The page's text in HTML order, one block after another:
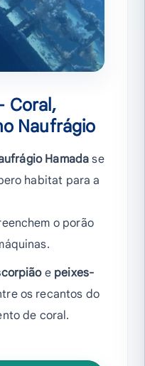
Coral,
Naufrágio
Hamada se
habitat para a
o porão
e peixes-
os recantos do
de coral.